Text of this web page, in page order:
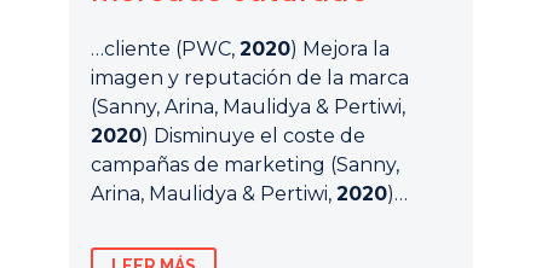
…cliente (PWC, 2020) Mejora la
imagen y reputación de la marca
(Sanny, Arina, Maulidya & Pertiwi,
2020) Disminuye el coste de
campañas de marketing (Sanny,
Arina, Maulidya & Pertiwi, 2020)…